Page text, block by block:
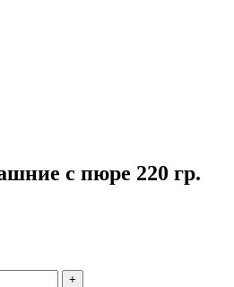
с пюре 220 гр.
+